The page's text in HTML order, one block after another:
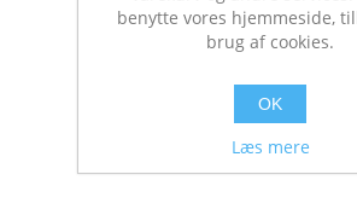
benytte vores hjemmeside,
brug af cookies.
OK
Læs mere